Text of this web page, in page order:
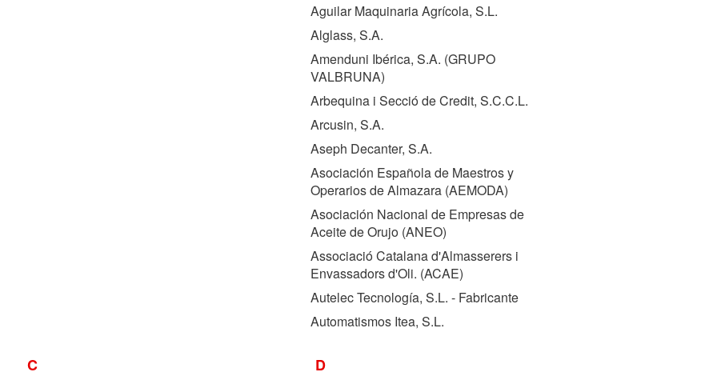
Aguilar Maquinaria Agrícola, S.L.
Alglass, S.A.
Amenduni Ibérica, S.A. (GRUPO
VALBRUNA)
Arbequina i Secció de Credit, S.C.C.L.
Arcusin, S.A.
Aseph Decanter, S.A.
Asociación Española de Maestros y
Operarios de Almazara (AEMODA)
Asociación Nacional de Empresas de
Aceite de Orujo (ANEO)
Associació Catalana d'Almasserers i
Envassadors d'Oli. (ACAE)
Autelec Tecnología, S.L. - Fabricante
Automatismos Itea, S.L.
C D